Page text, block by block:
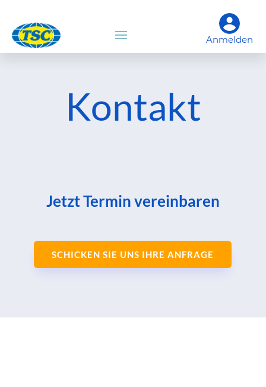
Anmelden
Kontakt
Jetzt Termin vereinbaren
SCHICKEN SIE UNS IHRE ANFRAGE